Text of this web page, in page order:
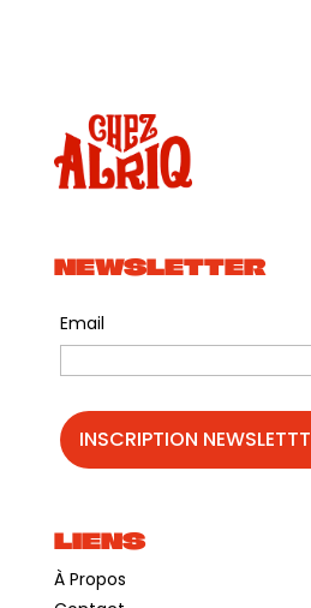
NEWSLETTER
Email
LIENS
À Propos